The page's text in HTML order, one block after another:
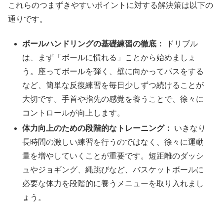
これらのつまずきやすいポイントに対する解決策は以下の
通りです。
ボールハンドリングの基礎練習の徹底：
ドリブル
は、まず「ボールに慣れる」ことから始めましょ
う。座ってボールを弾く、壁に向かってパスをする
など、簡単な反復練習を毎日少しずつ続けることが
大切です。手首や指先の感覚を養うことで、徐々に
コントロールが向上します。
体力向上のための段階的なトレーニング：
いきなり
長時間の激しい練習を行うのではなく、徐々に運動
量を増やしていくことが重要です。短距離のダッシ
ュやジョギング、縄跳びなど、バスケットボールに
必要な体力を段階的に養うメニューを取り入れまし
ょう。